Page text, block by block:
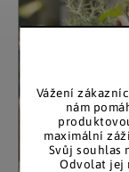
Vážení
nám
maximální
Svůj souhlas
Odvolat jej